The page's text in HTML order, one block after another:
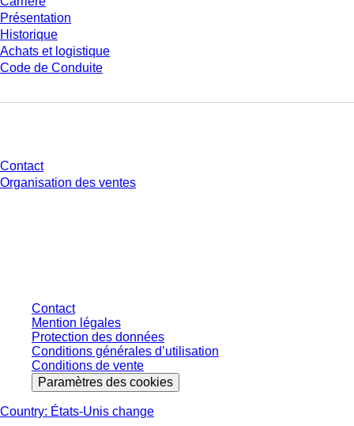
Présentation
Historique
Achats et logistique
Code de Conduite
Contact
Organisation des ventes
Contact
Mention légales
Protection des données
Conditions générales d’utilisation
Conditions de vente
Paramètres des cookies
Country: États-Unis change